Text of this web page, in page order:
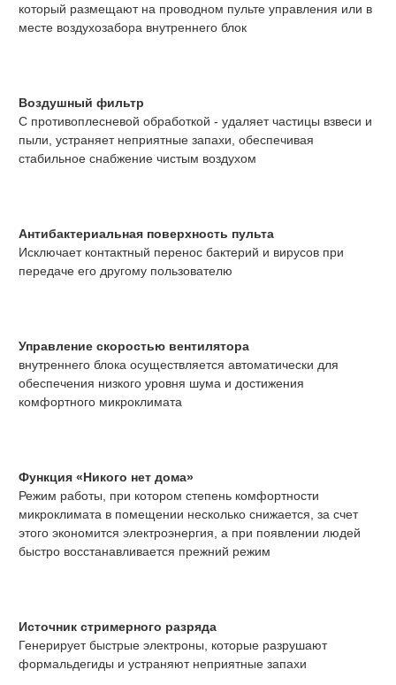
который размещают на проводном пульте управления или в
месте воздухозабора внутреннего блок
Воздушный фильтр
С противоплесневой обработкой - удаляет частицы взвеси и
пыли, устраняет неприятные запахи, обеспечивая
стабильное снабжение чистым воздухом
Антибактериальная поверхность пульта
Исключает контактный перенос бактерий и вирусов при
передаче его другому пользователю
Управление скоростью вентилятора
внутреннего блока осуществляется автоматически для
обеспечения низкого уровня шума и достижения
комфортного микроклимата
Функция «Никого нет дома»
Режим работы, при котором степень комфортности
микроклимата в помещении несколько снижается, за счет
этого экономится электроэнергия, а при появлении людей
быстро восстанавливается прежний режим
Источник стримерного разряда
Генерирует быстрые электроны, которые разрушают
формальдегиды и устраняют неприятные запахи